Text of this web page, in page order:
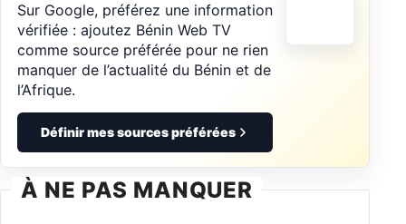
Sur Google, préférez une information
vérifiée : ajoutez Bénin Web TV
comme source préférée pour ne rien
manquer de l’actualité du Bénin et de
l’Afrique.
Définir mes sources préférées
À NE PAS MANQUER